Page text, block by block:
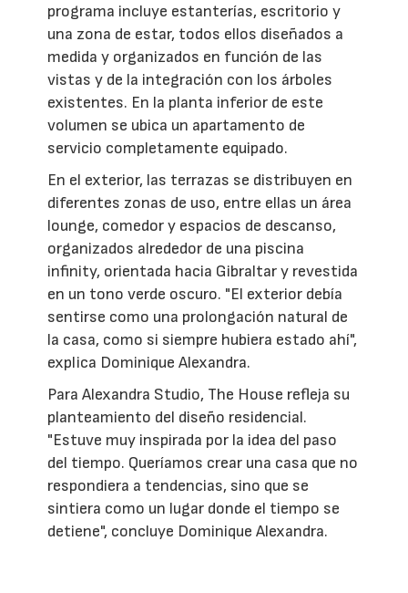
programa incluye estanterías, escritorio y
una zona de estar, todos ellos diseñados a
medida y organizados en función de las
vistas y de la integración con los árboles
existentes. En la planta inferior de este
volumen se ubica un apartamento de
servicio completamente equipado.
En el exterior, las terrazas se distribuyen en
diferentes zonas de uso, entre ellas un área
lounge, comedor y espacios de descanso,
organizados alrededor de una piscina
infinity, orientada hacia Gibraltar y revestida
en un tono verde oscuro. "El exterior debía
sentirse como una prolongación natural de
la casa, como si siempre hubiera estado ahí",
explica Dominique Alexandra.
Para Alexandra Studio, The House refleja su
planteamiento del diseño residencial.
"Estuve muy inspirada por la idea del paso
del tiempo. Queríamos crear una casa que no
respondiera a tendencias, sino que se
sintiera como un lugar donde el tiempo se
detiene", concluye Dominique Alexandra.